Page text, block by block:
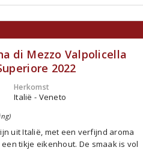
di Mezzo Valpolicella
2022
Herkomst
Italië - Veneto
uit Italië, met een verfijnd aroma
tikje eikenhout. De smaak is vol